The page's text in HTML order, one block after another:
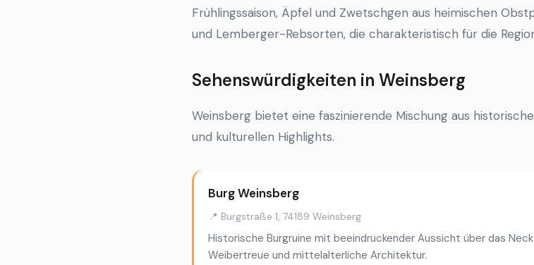
Frühlingssaison, Äpfel und Zwetschgen aus heimischen
und Lemberger-Rebsorten, die charakteristisch für die
Sehenswürdigkeiten in Weinsberg
Weinsberg bietet eine faszinierende Mischung aus
und kulturellen Highlights.
Burg Weinsberg
📍 Burgstraße 1, 74189 Weinsberg
Historische Burgruine mit beeindruckender Aussicht über das
Weibertreue und mittelalterliche Architektur.